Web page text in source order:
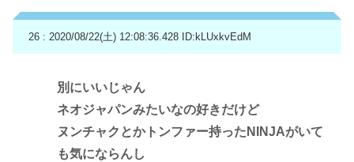
26 : 2020/08/22(土) 12:08:36.428 ID:kLUxkvEdM
別にいいじゃん
ネオジャパンみたいなの好きだけど
ヌンチャクとかトンファー持ったNINJAがいて
も気にならんし